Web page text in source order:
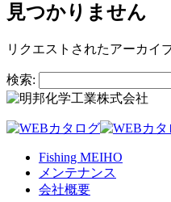
見つかりません
リクエストされたアーカイ
検索:
Fishing MEIHO
メンテナンス
会社概要